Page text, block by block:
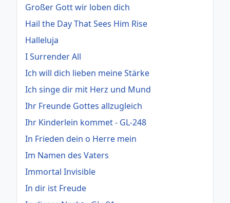
Großer Gott wir loben dich
Hail the Day That Sees Him Rise
Halleluja
I Surrender All
Ich will dich lieben meine Stärke
Ich singe dir mit Herz und Mund
Ihr Freunde Gottes allzugleich
Ihr Kinderlein kommet - GL-248
In Frieden dein o Herre mein
Im Namen des Vaters
Immortal Invisible
In dir ist Freude